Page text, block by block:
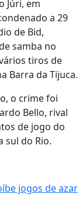
Júri, em
a 29
de Bid,
samba no
tiros de
Barra da Tijuca.
o crime foi
Bello, rival
de jogo do
sul do Rio.
jogos de azar